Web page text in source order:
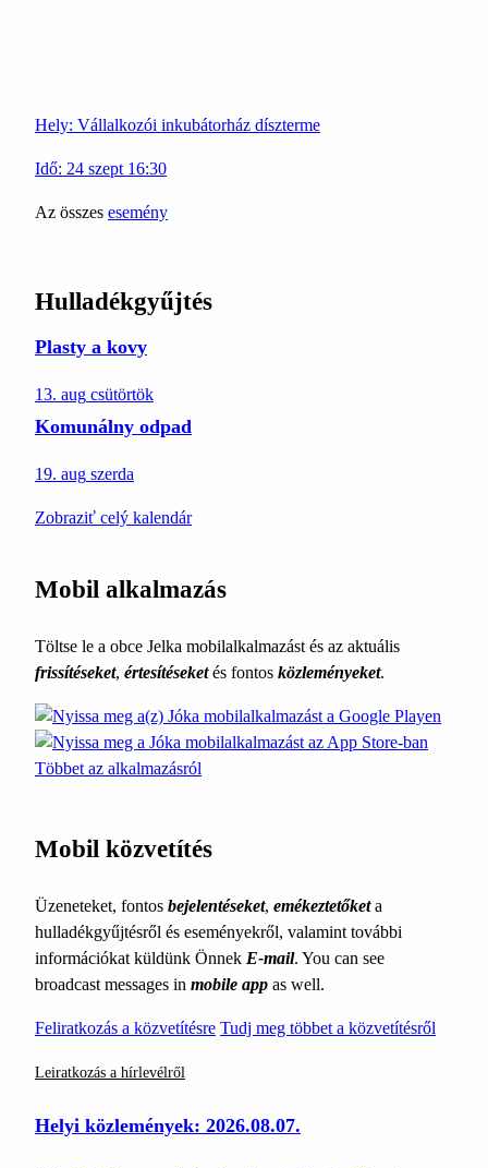
Hely: Vállalkozói inkubátorház díszterme
Idő: 24 szept 16:30
Az összes esemény
Hulladékgyűjtés
Plasty a kovy
13. aug csütörtök
Komunálny odpad
19. aug szerda
Zobraziť celý kalendár
Mobil alkalmazás
Töltse le a obce Jelka mobilalkalmazást és az aktuális
frissítéseket, értesítéseketés fontos közleményeket.
Többet az alkalmazásról
Mobil közvetítés
Üzeneteket, fontos bejelentéseket, emékeztetőketa
hulladékgyűjtésről és eseményekről, valamint további
információkat küldünk Önnek E-mail. You can see
broadcast messages in mobile app as well.
Feliratkozás a közvetítésre Tudj meg többet a közvetítésről
Leiratkozás a hírlevélről
Helyi közlemények: 2026.08.07.